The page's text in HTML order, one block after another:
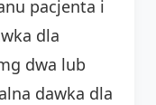
pacjenta i
dla
dwa lub
dawka dla